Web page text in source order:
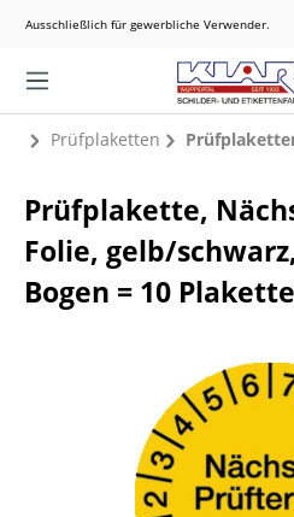
Ausschließlich für gewerbliche Verwender.
Prüfplaketten
Prüfplakette,
Folie, gelb/
Bogen = 10